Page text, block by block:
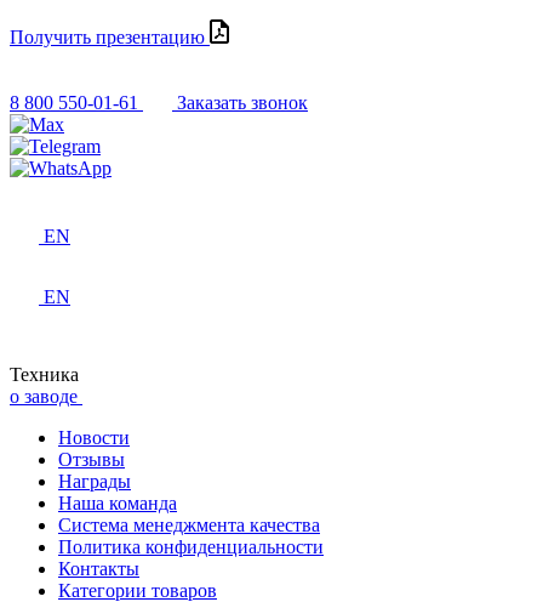
Получить презентацию
8 800 550-01-61 Заказать звонок
EN
EN
Техника
о заводе
Новости
Отзывы
Награды
Наша команда
Система менеджмента качества
Политика конфиденциальности
Контакты
Категории товаров